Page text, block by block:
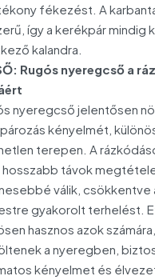
fékezést. A
így a kerékpár mindig
kalandra.
Rugós nyeregcső a
nyeregcső jelentősen
kényelmét,
terepen. A
hosszabb távok
válik, csökkentve
gyakorolt terhelést.
hasznos azok
a nyeregben,
kényelmet és